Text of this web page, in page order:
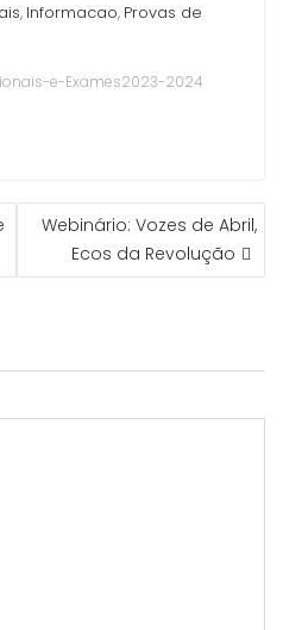
, Informacao, Provas de
e-Exames2023-2024
Webinário: Vozes de Abril,
Ecos da Revolução